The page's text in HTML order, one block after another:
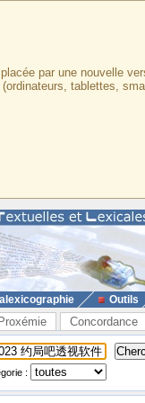
par une nouvelle
tablettes,
Outils
Proxémie Concordance
: